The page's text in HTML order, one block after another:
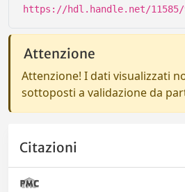
https://hdl.handle.net/11585/
Attenzione
Attenzione! I dati visualizzati
sottoposti a validazione da
Citazioni